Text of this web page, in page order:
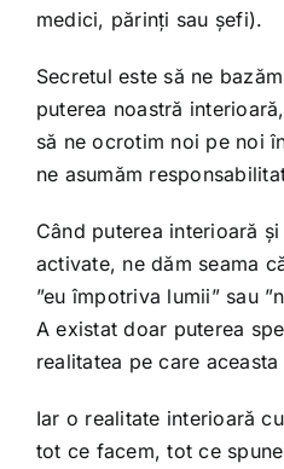
medici, părinți sau șefi).
Secretul este să ne
puterea noastră
să ne ocrotim noi pe noi
ne asumăm
Când puterea interioară
activate, ne dăm seama
”eu împotriva lumii” sau
A existat doar puterea
realitatea pe care
Iar o realitate interioară
tot ce facem, tot ce